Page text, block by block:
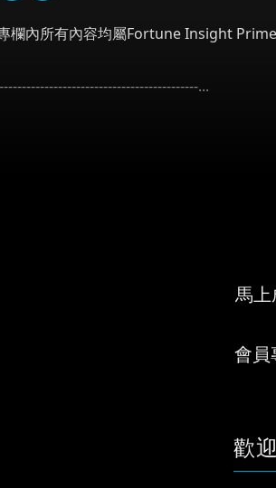
欄內所有內容均屬Fortune Insight Prime
...
馬上
會員
歡